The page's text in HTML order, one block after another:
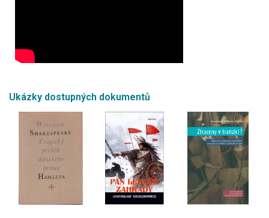
Ukázky dostupných dokumentů